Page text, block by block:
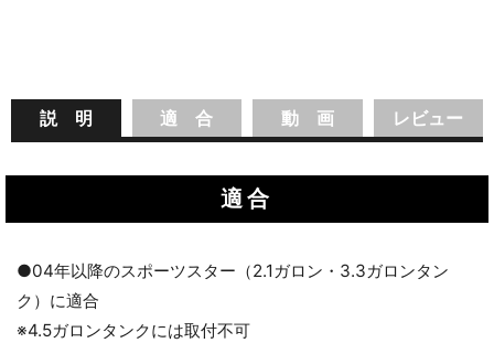
説 明 適 合 動 画 レビュー
適合
●04年以降のスポーツスター（2.1ガロン・3.3ガロンタン
ク）に適合
※4.5ガロンタンクには取付不可